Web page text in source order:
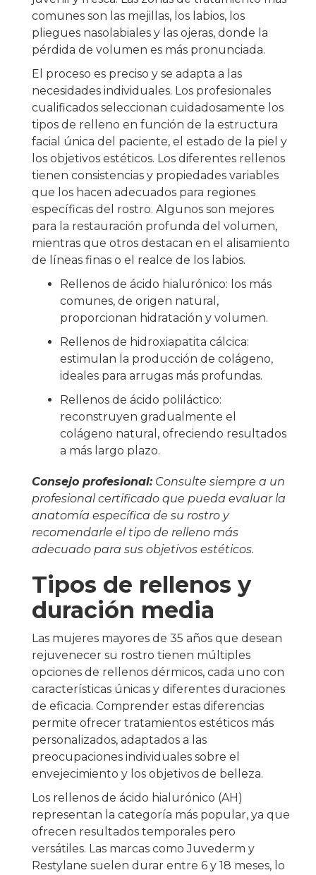
comunes son las mejillas, los labios, los
pliegues nasolabiales y las ojeras, donde la
pérdida de volumen es más pronunciada.
El proceso es preciso y se adapta a las
necesidades individuales. Los profesionales
cualificados seleccionan cuidadosamente los
tipos de relleno en función de la estructura
facial única del paciente, el estado de la piel y
los objetivos estéticos. Los diferentes rellenos
tienen consistencias y propiedades variables
que los hacen adecuados para regiones
específicas del rostro. Algunos son mejores
para la restauración profunda del volumen,
mientras que otros destacan en el alisamiento
de líneas finas o el realce de los labios.
Rellenos de ácido hialurónico: los más
comunes, de origen natural,
proporcionan hidratación y volumen.
Rellenos de hidroxiapatita cálcica:
estimulan la producción de colágeno,
ideales para arrugas más profundas.
Rellenos de ácido poliláctico:
reconstruyen gradualmente el
colágeno natural, ofreciendo resultados
a más largo plazo.
Consejo profesional: Consulte siempre a un
profesional certificado que pueda evaluar la
anatomía específica de su rostro y
recomendarle el tipo de relleno más
adecuado para sus objetivos estéticos.
Tipos de rellenos y
duración media
Las mujeres mayores de 35 años que desean
rejuvenecer su rostro tienen múltiples
opciones de rellenos dérmicos, cada uno con
características únicas y diferentes duraciones
de eficacia. Comprender estas diferencias
permite ofrecer tratamientos estéticos más
personalizados, adaptados a las
preocupaciones individuales sobre el
envejecimiento y los objetivos de belleza.
Los rellenos de ácido hialurónico (AH)
representan la categoría más popular, ya que
ofrecen resultados temporales pero
versátiles. Las marcas como Juvederm y
Restylane suelen durar entre 6 y 18 meses, lo